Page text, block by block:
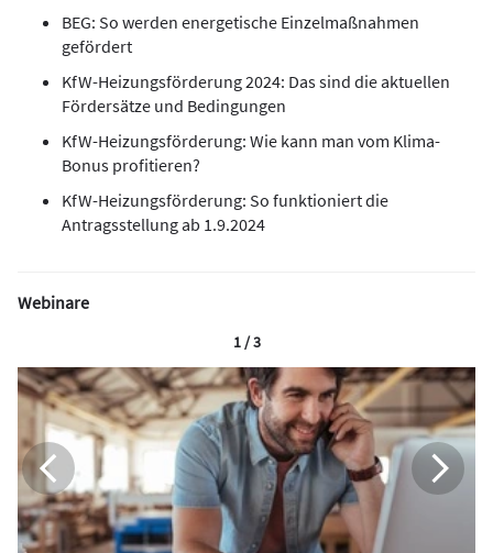
BEG: So werden energetische Einzelmaßnahmen
gefördert
KfW-Heizungsförderung 2024: Das sind die aktuellen
Fördersätze und Bedingungen
KfW-Heizungsförderung: Wie kann man vom Klima-
Bonus profitieren?
KfW-Heizungsförderung: So funktioniert die
Antragsstellung ab 1.9.2024
Webinare
1 / 3